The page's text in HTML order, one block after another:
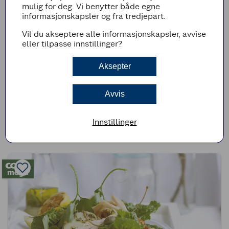
LOKALMAT - COOP ØST
Jonny Råtten AS (Bignose)
Med norske råvarer i fokus skaper Jonny Råtten AS alkoholholdige
kvalitetsprodukter som bærer preg av natur, tradisjon og ekte
mulig for deg. Vi benytter både egne
informasjonskapsler og fra tredjepart.
Vil du akseptere alle informasjonskapsler, avvise
eller tilpasse innstillinger?
Aksepter
Avvis
Innstillinger